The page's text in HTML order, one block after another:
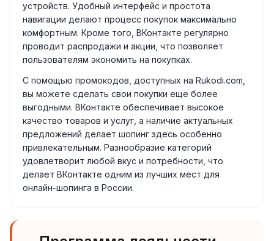
устройств. Удобный интерфейс и простота
навигации делают процесс покупок максимально
комфортным. Кроме того, ВКонтакте регулярно
проводит распродажи и акции, что позволяет
пользователям экономить на покупках.
С помощью промокодов, доступных на Rukodi.com,
вы можете сделать свои покупки еще более
выгодными. ВКонтакте обеспечивает высокое
качество товаров и услуг, а наличие актуальных
предложений делает шопинг здесь особенно
привлекательным. Разнообразие категорий
удовлетворит любой вкус и потребности, что
делает ВКонтакте одним из лучших мест для
онлайн-шопинга в России.